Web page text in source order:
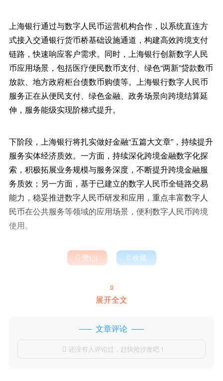
上海银行通过与数字人民币运营机构合作，以系统直连方
式接入交通银行货币桥基础设施通道，构建高效跨境支付
链路，快速响应客户需求。同时，上海银行创新数字人民
币应用场景，包括医疗便民数币支付、绿色“两新”贷款数币
放款、地方政府柜台债数币购债等。上海银行数字人民币
服务正在从便民支付、绿色金融、政务场景向跨境结算延
伸，服务能级实现阶梯式提升。
下阶段，上海银行将扎实做好金融“五篇大文章”，持续提升
服务实体经济质效。一方面，持续深化跨境金融数字化探
索，积极拓展业务规模与服务深度，不断提升跨境金融服
务质效；另一方面，基于已建立的数字人民币全链路交易
能力，稳妥推进数字人民币研发和应用，重点丰富数字人
民币在公共服务等领域的应用场景，便利数字人民币跨境
使用。
 赞()  收藏

展开全文
文章评论
 还没有人评论过，赶快抢沙发吧！